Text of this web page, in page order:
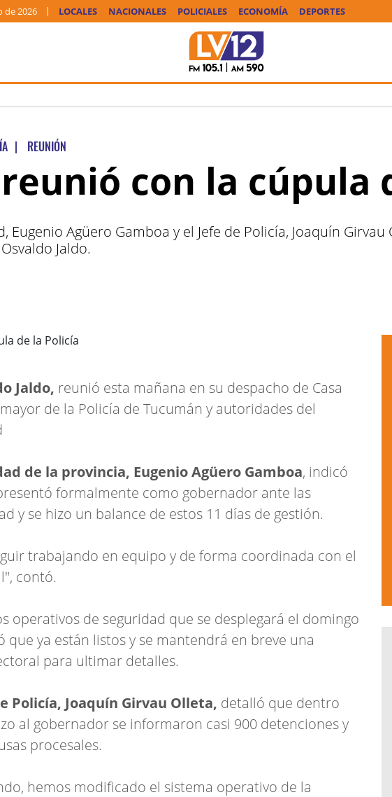
de 2026 LOCALES NACIONALES POLICIALES ECONOMÍA DEPORTES
| REUNIÓN
reunió con la cúpula
Eugenio Agüero Gamboa y el Jefe de Policía, Joaquín
Jaldo.
Jaldo, reunió esta mañana en su despacho de Casa
de la Policía de Tucumán y autoridades del
de la provincia, Eugenio Agüero Gamboa, indicó
formalmente como gobernador ante las
y se hizo un balance de estos 11 días de gestión.
trabajando en equipo y de forma coordinada con el
contó.
operativos de seguridad que se desplegará el domingo
que ya están listos y se mantendrá en breve una
para ultimar detalles.
Policía, Joaquín Girvau Olleta, detalló que dentro
al gobernador se informaron casi 900 detenciones y
procesales.
hemos modificado el sistema operativo de la